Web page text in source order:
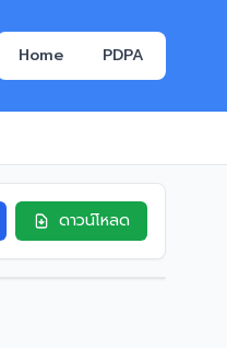
Home PDPA
ดาวน์โหลด